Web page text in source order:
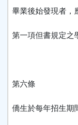
畢業後始發現者，
第一項但書規定之
第六條
僑生於每年招生期